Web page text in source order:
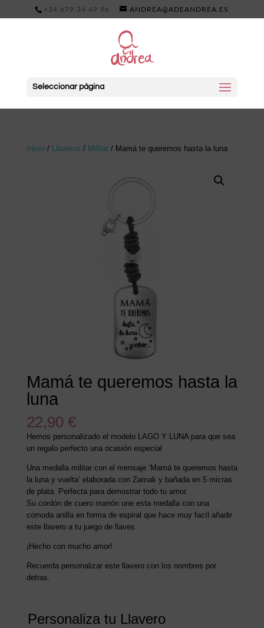
+34 679 34 49 96 ANDREA@ADEANDREA.ES
Seleccionar página
Inicio/ Llaveros / Militar/ Mamá te queremos hasta la luna
Mamá te queremos hasta la
luna
22,90 €
Hemos personalizado el modelo LAGO Y LUNA para que sea
un regalo perfecto una ocasión especial
Una medalla militar con el mensaje ‘Mamá te queremos hasta
la luna y vuelta’ elaborada con Zamak y bañada en 5 micras
de plata. Perfecta para demostrar todo tu amor.
Su cordón de cuero marrón une esta medalla con una
comoda anilla en forma de espiral que hace muy facíl añadir
este llavero a tu juego de llaves.
¡Hecho con mucho amor!
Recuerda personalizar este llavero con los nombres por
detras.
Personaliza tu Llavero